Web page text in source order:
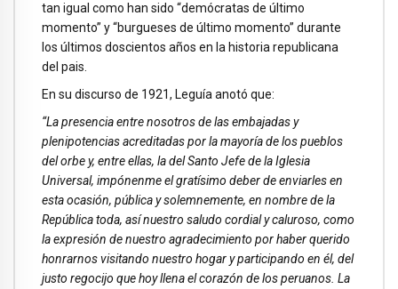
tan igual como han sido “demócratas de último
momento” y “burgueses de último momento” durante
los últimos doscientos años en la historia republicana
del pais.
En su discurso de 1921, Leguía anotó que:
“La presencia entre nosotros de las embajadas y
plenipotencias acreditadas por la mayoría de los pueblos
del orbe y, entre ellas, la del Santo Jefe de la Iglesia
Universal, impónenme el gratísimo deber de enviarles en
esta ocasión, pública y solemnemente, en nombre de la
República toda, así nuestro saludo cordial y caluroso, como
la expresión de nuestro agradecimiento por haber querido
honrarnos visitando nuestro hogar y participando en él, del
justo regocijo que hoy llena el corazón de los peruanos. La